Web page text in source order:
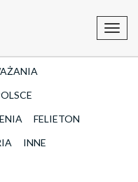
FELIETON
INNE